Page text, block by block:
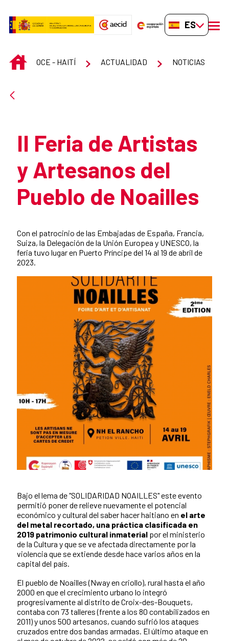
ES-ES
INICIOOCE - HAITÍ ACTUALIDAD NOTICIAS
II Feria de Artistas
y Artesanos del
Pueblo de Noailles
Con el patrocinio de las Embajadas de España, Francia,
Suiza, la Delegación de la Unión Europea y UNESCO, la
feria tuvo lugar en Puerto Príncipe del 14 al 19 de abril de
2023.
Contenido de la noticia
Bajo el lema de "SOLIDARIDAD NOAILLES" este evento
permitió poner de relieve nuevamente el potencial
económico y cultural del saber hacer haitiano en el arte
del metal recortado, una práctica clasificada en
2019 patrimonio cultural inmaterial por el ministerio
de la Cultura y que se ve afectada directamente por la
violencia que se extiende desde hace varios años en la
capital del país.
El pueblo de Noailles (Nway en criollo), rural hasta el año
2000 en que el crecimiento urbano lo integró
progresivamente al distrito de Croix-des-Bouquets,
contaba con 73 talleres (frente a los 80 contabilizados en
2011) y unos 500 artesanos, cuando sufrió los ataques
cruzados entre dos bandas armadas. El último ataque en